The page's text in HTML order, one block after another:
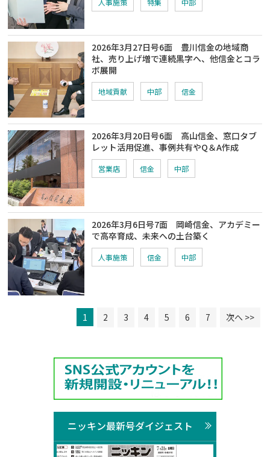
人事施策 特集 中部
2026年3月27日号6面 豊川信金の地域商
社、売り上げ増で連続黒字へ、他信金とコラ
ボ展開
地域貢献 中部 信金
2026年3月20日号6面 高山信金、窓口タブ
レット活用促進、事例共有やQ＆A作成
営業店 信金 中部
2026年3月6日号7面 岡崎信金、アカデミー
で高卒育成、未来への土台築く
人事施策 信金 中部
1 2 3 4 5 6 7 次へ >>
ニッキン最新号ダイジェスト